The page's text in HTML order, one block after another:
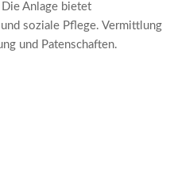
Anlage bietet
soziale Pflege. Vermittlung
und Patenschaften.